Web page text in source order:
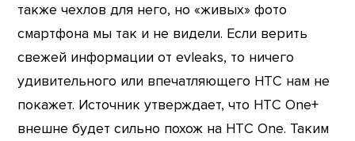
также чехлов для него, но «живых» фото
смартфона мы так и не видели. Если верить
свежей информации от evleaks, то ничего
удивительного или впечатляющего HTC нам не
покажет. Источник утверждает, что HTC One+
внешне будет сильно похож на HTC One. Таким